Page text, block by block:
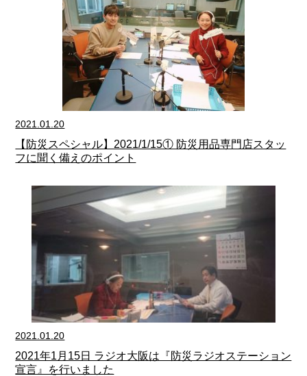
2021.01.20
【防災スペシャル】2021/1/15① 防災用品専門店スタッ
フに聞く備えのポイント
2021.01.20
2021年1月15日 ラジオ大阪は『防災ラジオステーション
宣言』を行いました